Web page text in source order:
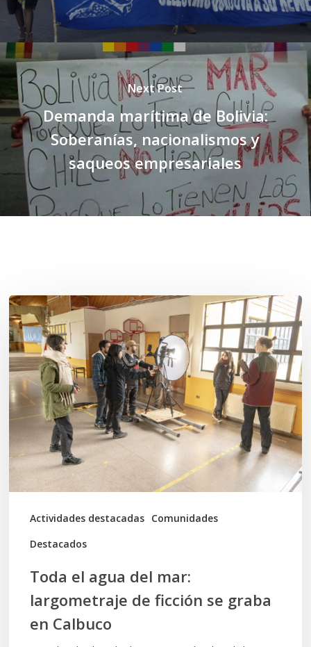
Next Post
Demanda marítima de Bolivia:
Soberanías, nacionalismos y
saqueos empresariales
Actividades destacadas Comunidades
Destacados
Toda
el
agua
del
mar:
largometraje
de
ficción
se
graba
Toda el agua del mar:
largometraje de ficción se graba
en Calbuco